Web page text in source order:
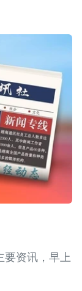
要资讯，早上